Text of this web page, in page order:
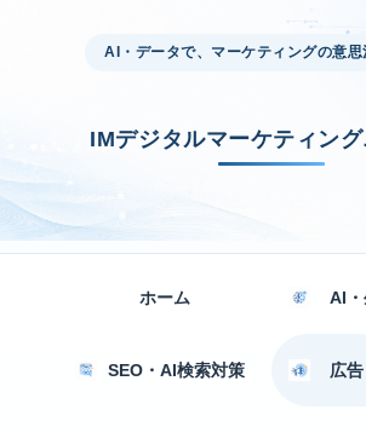
AI・データで、マーケティングの意
IMデジタルマーケティン
ホーム AI・
SEO・AI検索対策 広